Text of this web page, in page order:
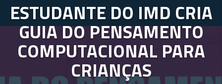
ESTUDANTE DO IMD CRIA
GUIA DO PENSAMENTO
COMPUTACIONAL PARA
CRIANÇAS